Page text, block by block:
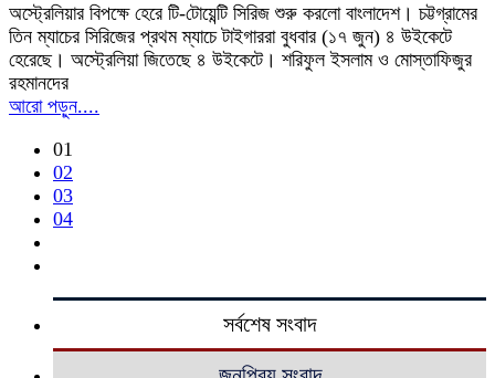
অস্ট্রেলিয়ার বিপক্ষে হেরে টি-টোয়েন্টি সিরিজ শুরু করলো বাংলাদেশ। চট্টগ্রামের
তিন ম্যাচের সিরিজের প্রথম ম্যাচে টাইগাররা বুধবার (১৭ ‍জুন) ৪ উইকেটে
হেরেছে। অস্ট্রেলিয়া জিতেছে ৪ উইকেটে। শরিফুল ইসলাম ও মোস্তাফিজুর
রহমানদের
আরো পড়ুন....
01
02
03
04
সর্বশেষ সংবাদ